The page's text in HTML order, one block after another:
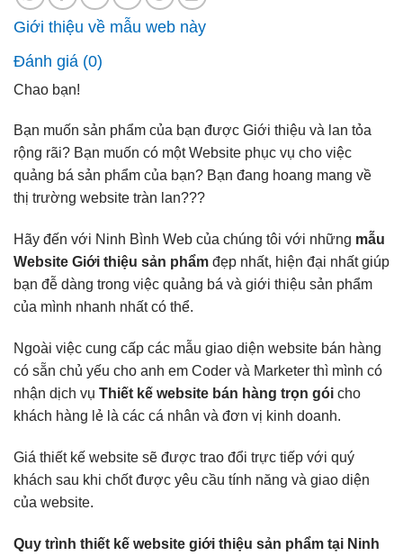
Giới thiệu về mẫu web này
Đánh giá (0)
Chao bạn!
Bạn muốn sản phẩm của bạn được Giới thiệu và lan tỏa
rộng rãi? Bạn muốn có một Website phục vụ cho việc
quảng bá sản phẩm của bạn? Bạn đang hoang mang về
thị trường website tràn lan???
Hãy đến với Ninh Bình Web của chúng tôi với những mẫu
Website Giới thiệu sản phẩm đẹp nhất, hiện đại nhất giúp
bạn đễ dàng trong việc quảng bá và giới thiệu sản phẩm
của mình nhanh nhất có thể.
Ngoài việc cung cấp các mẫu giao diện website bán hàng
có sẵn chủ yếu cho anh em Coder và Marketer thì mình có
nhận dịch vụ Thiết kế website bán hàng trọn gói cho
khách hàng lẻ là các cá nhân và đơn vị kinh doanh.
Giá thiết kế website sẽ được trao đổi trực tiếp với quý
khách sau khi chốt được yêu cầu tính năng và giao diện
của website.
Quy trình thiết kế website giới thiệu sản phẩm tại Ninh